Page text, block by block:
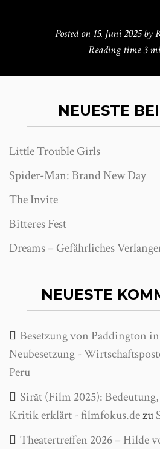
Posted on 15. Juni 2025 by
Reading time3
NEUESTE
Little Trouble Girls
Spider-Man: Brand New Day
The Invite
Bitteres Fest
Dreams – Gefährliches
NEUESTE
Besetzung von Paddington
Neubesetzung -
Peru
Sirāt (Film 2025):
Kritik erklärt - filmfokus.dezu
Theatertreffen 2026 – Hilde